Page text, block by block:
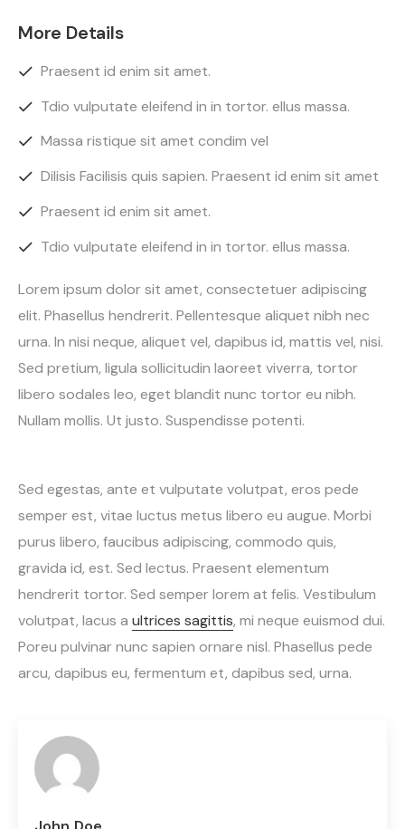
More Details
Praesent id enim sit amet.
Tdio vulputate eleifend in in tortor. ellus massa.
Massa ristique sit amet condim vel
Dilisis Facilisis quis sapien. Praesent id enim sit amet
Praesent id enim sit amet.
Tdio vulputate eleifend in in tortor. ellus massa.
Lorem ipsum dolor sit amet, consectetuer adipiscing
elit. Phasellus hendrerit. Pellentesque aliquet nibh nec
urna. In nisi neque, aliquet vel, dapibus id, mattis vel, nisi.
Sed pretium, ligula sollicitudin laoreet viverra, tortor
libero sodales leo, eget blandit nunc tortor eu nibh.
Nullam mollis. Ut justo. Suspendisse potenti.
Sed egestas, ante et vulputate volutpat, eros pede
semper est, vitae luctus metus libero eu augue. Morbi
purus libero, faucibus adipiscing, commodo quis,
gravida id, est. Sed lectus. Praesent elementum
hendrerit tortor. Sed semper lorem at felis. Vestibulum
volutpat, lacus a ultrices sagittis, mi neque euismod dui.
Poreu pulvinar nunc sapien ornare nisl. Phasellus pede
arcu, dapibus eu, fermentum et, dapibus sed, urna.